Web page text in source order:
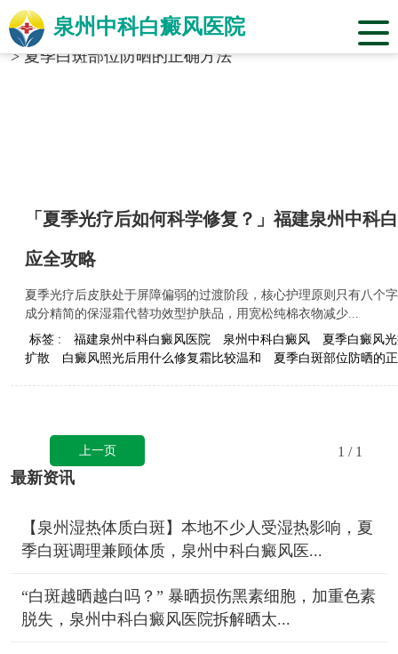
泉州中科白癜风医院
当前位置：福建省泉州市中科白癜风医院
标签合辑
>夏季白斑部位防晒的正确方法
「夏季光疗后如何科学修复？」福建泉州中科
应全攻略
夏季光疗后皮肤处于屏障偏弱的过渡阶段，核心护理原则只有八个
成分精简的保湿霜代替功效型护肤品，用宽松纯棉衣物减少...
标签 :
福建泉州中科白癜风医院 泉州中科白癜风
夏季白癜风
扩散
白癜风照光后用什么修复霜比较温和 夏季白斑部位防晒的
上一页 1 / 1
最新资讯
【泉州湿热体质白斑】本地不少人受湿热影响，夏
季白斑调理兼顾体质，泉州中科白癜风医...
“白斑越晒越白吗？” 暴晒损伤黑素细胞，加重色素
脱失，泉州中科白癜风医院拆解晒太...